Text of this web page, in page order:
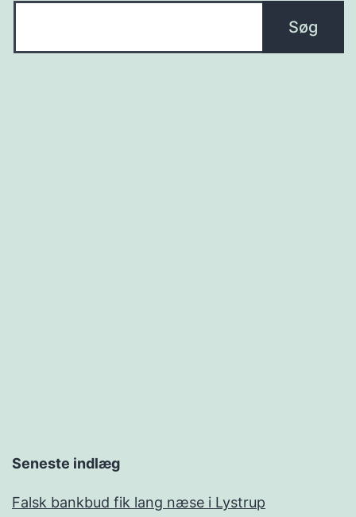
Seneste indlæg
Falsk bankbud fik lang næse i Lystrup